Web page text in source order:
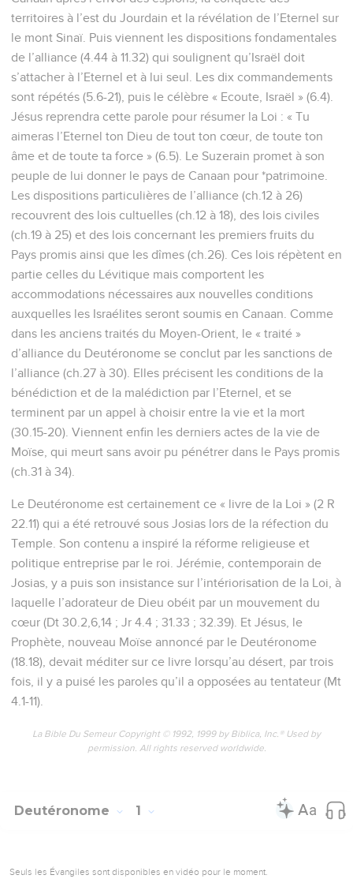
territoires à l’est du Jourdain et la révélation de l’Eternel sur
le mont Sinaï. Puis viennent les dispositions fondamentales
de l’alliance (4.44 à 11.32) qui soulignent qu’Israël doit
s’attacher à l’Eternel et à lui seul. Les dix commandements
sont répétés (5.6-21), puis le célèbre « Ecoute, Israël » (6.4).
Jésus reprendra cette parole pour résumer la Loi : « Tu
aimeras l’Eternel ton Dieu de tout ton cœur, de toute ton
âme et de toute ta force » (6.5). Le Suzerain promet à son
peuple de lui donner le pays de Canaan pour *patrimoine.
Les dispositions particulières de l’alliance (ch.12 à 26)
recouvrent des lois cultuelles (ch.12 à 18), des lois civiles
(ch.19 à 25) et des lois concernant les premiers fruits du
Pays promis ainsi que les dîmes (ch.26). Ces lois répètent en
partie celles du Lévitique mais comportent les
accommodations nécessaires aux nouvelles conditions
auxquelles les Israélites seront soumis en Canaan. Comme
dans les anciens traités du Moyen-Orient, le « traité »
d’alliance du Deutéronome se conclut par les sanctions de
l’alliance (ch.27 à 30). Elles précisent les conditions de la
bénédiction et de la malédiction par l’Eternel, et se
terminent par un appel à choisir entre la vie et la mort
(30.15-20). Viennent enfin les derniers actes de la vie de
Moïse, qui meurt sans avoir pu pénétrer dans le Pays promis
(ch.31 à 34).
Le Deutéronome est certainement ce « livre de la Loi » (2 R
22.11) qui a été retrouvé sous Josias lors de la réfection du
Temple. Son contenu a inspiré la réforme religieuse et
politique entreprise par le roi. Jérémie, contemporain de
Josias, y a puis son insistance sur l’intériorisation de la Loi, à
laquelle l’adorateur de Dieu obéit par un mouvement du
cœur (Dt 30.2,6,14 ; Jr 4.4 ; 31.33 ; 32.39). Et Jésus, le
Prophète, nouveau Moïse annoncé par le Deutéronome
(18.18), devait méditer sur ce livre lorsqu’au désert, par trois
fois, il y a puisé les paroles qu’il a opposées au tentateur (Mt
4.1-11).
La Bible Du Semeur Copyright © 1992, 1999 by Biblica, Inc.® Used by
permission. All rights reserved worldwide.
Deutéronome 1
Seuls les Évangiles sont disponibles en vidéo pour le moment.